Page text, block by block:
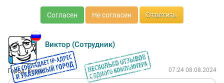
Согласен Не согласен Ответить
Виктор (Сотрудник)
Город: Курск 07:24 08.08.2024